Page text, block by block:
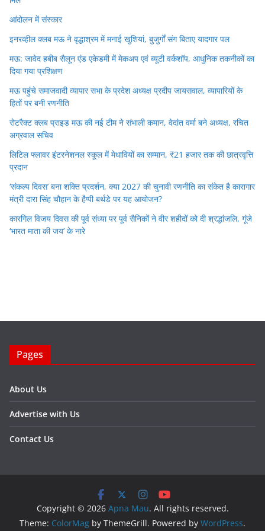
आंदोलन में संस्कार
इनरव्हील क्लब मऊ ने वृद्धाश्रम में मनाई खुशियां, बुजुर्गों संग बिताए यादगार पल
मऊ: जावेद हबीब सैलून एंड एकेडमी में मेकअप एवं ब्यूटी वर्कशॉप, आधुनिक तकनीकों का
दिया गया प्रशिक्षण
मऊ पहुंचे समाजवादी व्यापार सभा के प्रदेश अध्यक्ष प्रदीप जायसवाल, व्यापारियों के
हितों पर बनी रणनीति
रोटरैक्ट क्लब प्राइड मऊ की नई टीम ने संभाली कमान, वेदांत वर्मा बने अध्यक्ष, रचित
अग्रवाल सचिव
लिटिल फ्लावर इंटरनेशनल स्कूल में मेधावियों का सम्मान, ₹21 हजार तक की छात्रवृत्ति
प्रदान
‘संकल्प दिवस’ बना शक्ति प्रदर्शन, क्या 2027 की चुनावी रणनीति का संकेत है कारागार
मंत्री दारा सिंह चौहान के हैप्पी बर्थडे पर यह आयोजन?
कारगिल विजय दिवस की पूर्व संध्या पर पूर्व सैनिकों ने वीर शहीदों को दी श्रद्धांजलि, गूंजे
‘भारत माता की जय’ के नारे
Pages
About Us
Advertise with Us
Contact Us
Copyright © 2026 Apna Mau. All rights reserved.
Theme: ColorMag by ThemeGrill. Powered by WordPress.